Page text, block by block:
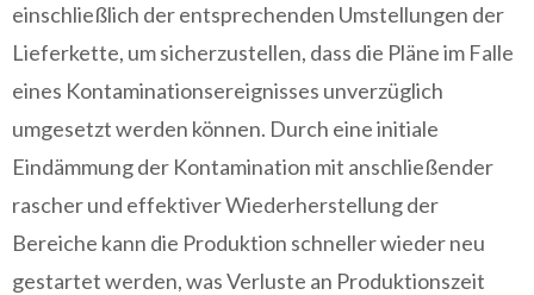
einschließlich der entsprechenden Umstellungen der
Lieferkette, um sicherzustellen, dass die Pläne im Falle
eines Kontaminationsereignisses unverzüglich
umgesetzt werden können. Durch eine initiale
Eindämmung der Kontamination mit anschließender
rascher und effektiver Wiederherstellung der
Bereiche kann die Produktion schneller wieder neu
gestartet werden, was Verluste an Produktionszeit